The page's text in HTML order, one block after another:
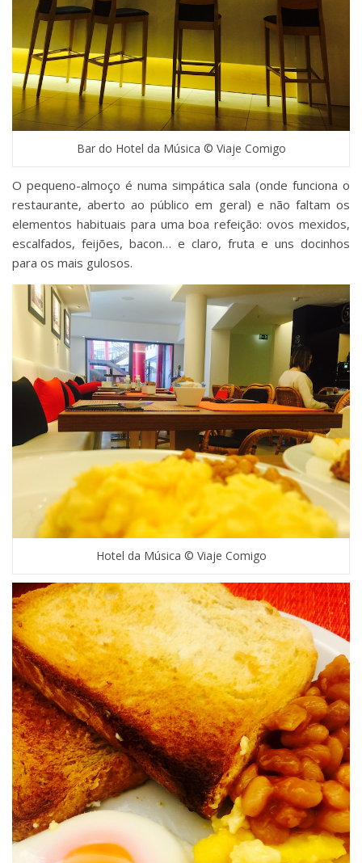
Bar do Hotel da Música © Viaje Comigo
O pequeno-almoço é numa simpática sala (onde funciona o
restaurante, aberto ao público em geral) e não faltam os
elementos habituais para uma boa refeição: ovos mexidos,
escalfados, feijões, bacon… e claro, fruta e uns docinhos
para os mais gulosos.
Hotel da Música © Viaje Comigo